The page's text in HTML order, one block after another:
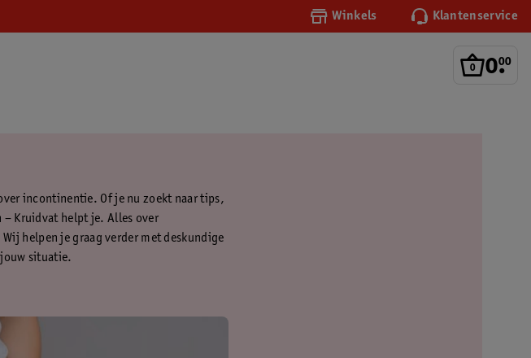
Winkels Klantenservice
0.
00
incontinentie. Of je nu zoekt naar tips,
Kruidvat helpt je. Alles over
helpen je graag verder met deskundige
situatie.